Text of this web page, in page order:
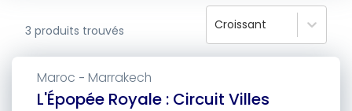
3 produits trouvés Croissant
L'Épopée Royale : Circuit Villes
Maroc - Marrakech